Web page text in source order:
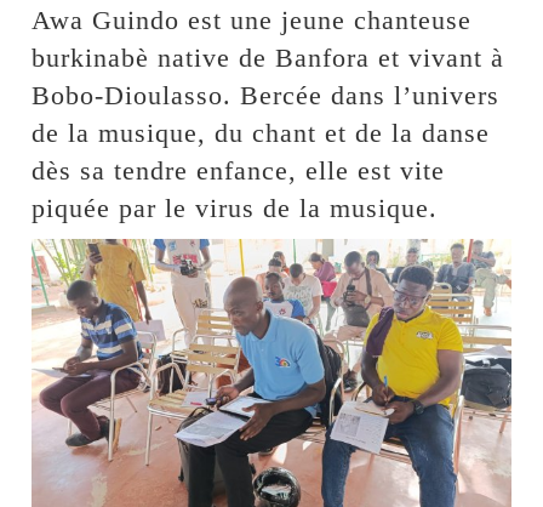
Awa Guindo est une jeune chanteuse
burkinabè native de Banfora et vivant à
Bobo-Dioulasso. Bercée dans l’univers
de la musique, du chant et de la danse
dès sa tendre enfance, elle est vite
piquée par le virus de la musique.